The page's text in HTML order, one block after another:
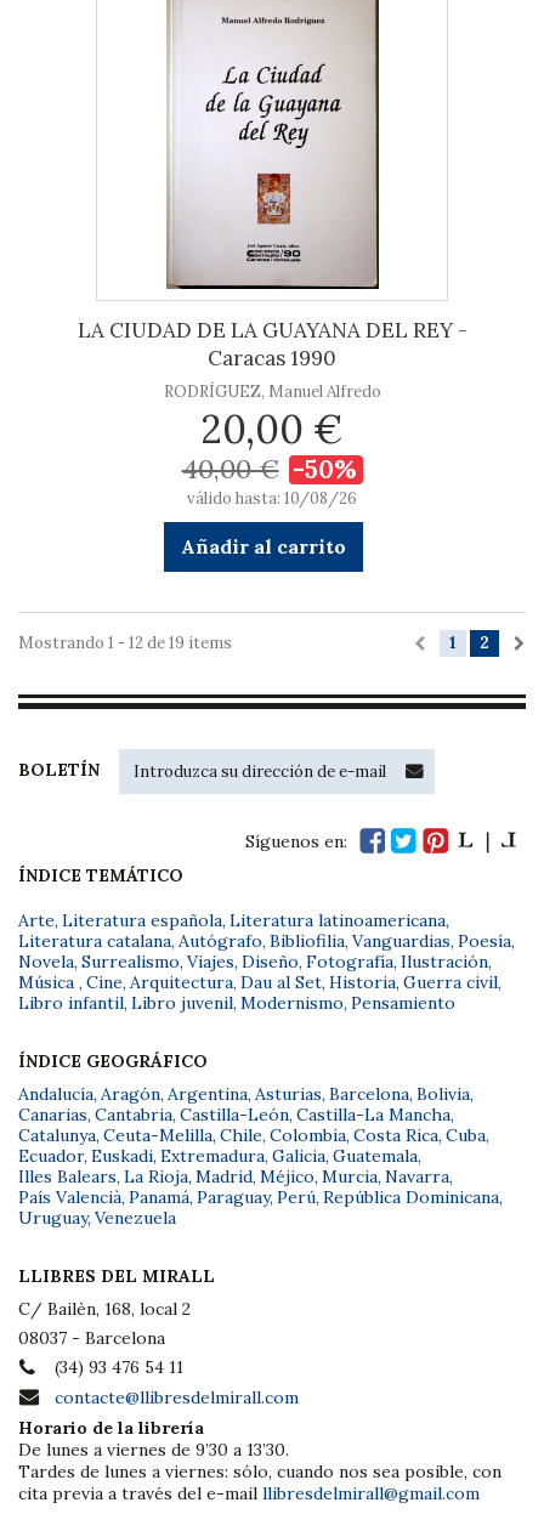
LA CIUDAD DE LA GUAYANA DEL REY -
Caracas 1990
RODRÍGUEZ, Manuel Alfredo
20,00 €
40,00 € -50%
válido hasta: 10/08/26
Añadir al carrito
1 2
Mostrando 1 - 12 de 19 items
BOLETÍN
Síguenos en:
ÍNDICE TEMÁTICO
Arte, Literatura española, Literatura latinoamericana,
Literatura catalana, Autógrafo, Bibliofilia, Vanguardias, Poesía,
Novela, Surrealismo, Viajes, Diseño, Fotografía, Ilustración,
Música , Cine, Arquitectura, Dau al Set, Historia, Guerra civil,
Libro infantil, Libro juvenil, Modernismo, Pensamiento
ÍNDICE GEOGRÁFICO
Andalucía, Aragón, Argentina, Asturias, Barcelona, Bolivia,
Canarias, Cantabria, Castilla-León, Castilla-La Mancha,
Catalunya, Ceuta-Melilla, Chile, Colombia, Costa Rica, Cuba,
Ecuador, Euskadi, Extremadura, Galicia, Guatemala,
Illes Balears, La Rioja, Madrid, Méjico, Murcia, Navarra,
País Valencià, Panamá, Paraguay, Perú, República Dominicana,
Uruguay, Venezuela
LLIBRES DEL MIRALL
C/ Bailèn, 168, local 2
08037 - Barcelona
(34) 93 476 54 11
contacte@llibresdelmirall.com
Horario de la librería
De lunes a viernes de 9’30 a 13’30.
Tardes de lunes a viernes: sólo, cuando nos sea posible, con
cita previa a través del e-mail llibresdelmirall@gmail.com